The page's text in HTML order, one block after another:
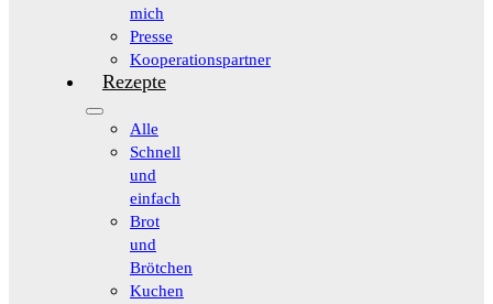
mich
Presse
Kooperationspartner
Rezepte
Alle
Schnell
und
einfach
Brot
und
Brötchen
Kuchen